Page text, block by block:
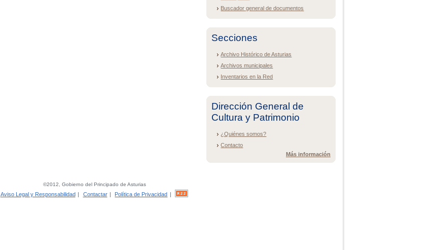
Buscador general de documentos
Secciones
Archivo Histórico de Asturias
Archivos municipales
Inventarios en la Red
Dirección General de
Cultura y Patrimonio
¿Quiénes somos?
Contacto
Más información
©2012, Gobierno del Principado de Asturias
Aviso Legal y Responsabilidad | Contactar | Política de Privacidad |